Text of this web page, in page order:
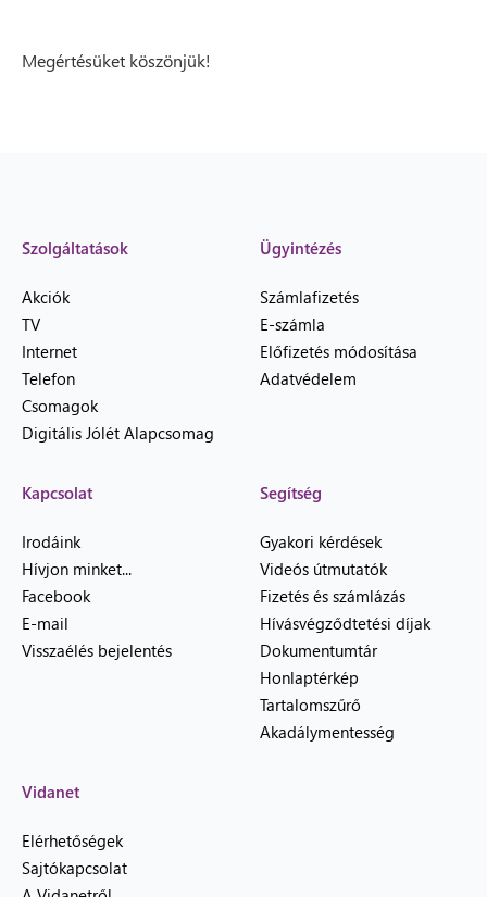
Megértésüket köszönjük!
Szolgáltatások
Akciók
TV
Internet
Telefon
Csomagok
Digitális Jólét Alapcsomag
Ügyintézés
Számlafizetés
E-számla
Előfizetés módosítása
Adatvédelem
Kapcsolat
Irodáink
Hívjon minket...
Facebook
E-mail
Visszaélés bejelentés
Segítség
Gyakori kérdések
Videós útmutatók
Fizetés és számlázás
Hívásvégződtetési díjak
Dokumentumtár
Honlaptérkép
Tartalomszűrő
Akadálymentesség
Vidanet
Elérhetőségek
Sajtókapcsolat